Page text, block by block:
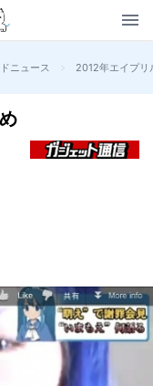
ニュース > 2012年エイプリ